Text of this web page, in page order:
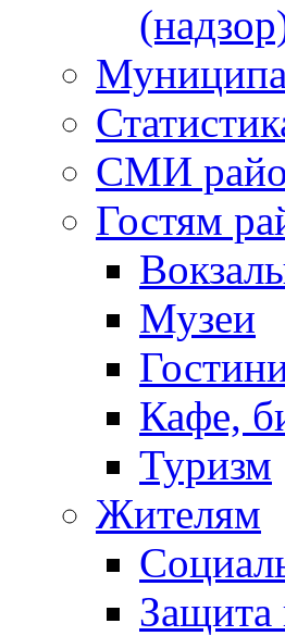
СМИ
Гостям
Музеи
Кафе,
Туризм
Жителям
Защита